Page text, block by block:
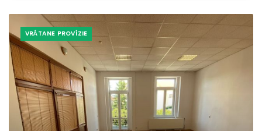
VRÁTANE PROVÍZIE